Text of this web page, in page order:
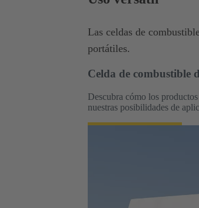
Las celdas de
portátiles.
Celda de combustible
Descubra cómo los
nuestras posibilidades de